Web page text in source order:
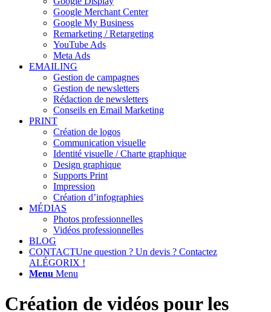
Google Merchant Center
Google My Business
Remarketing / Retargeting
YouTube Ads
Meta Ads
EMAILING
Gestion de campagnes
Gestion de newsletters
Rédaction de newsletters
Conseils en Email Marketing
PRINT
Création de logos
Communication visuelle
Identité visuelle / Charte graphique
Design graphique
Supports Print
Impression
Création d’infographies
MÉDIAS
Photos professionnelles
Vidéos professionnelles
BLOG
CONTACTUne question ? Un devis ? Contactez
ALÉGORIX !
Menu Menu
Création de vidéos pour les